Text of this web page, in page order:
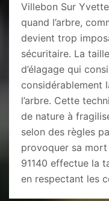
Villebon Sur
quand l’arbre,
devient trop
sécuritaire. La
d’élagage qui
considérablement
l’arbre. Cette
de nature à
selon des règles
provoquer sa mort
91140 effectue la
en respectant les